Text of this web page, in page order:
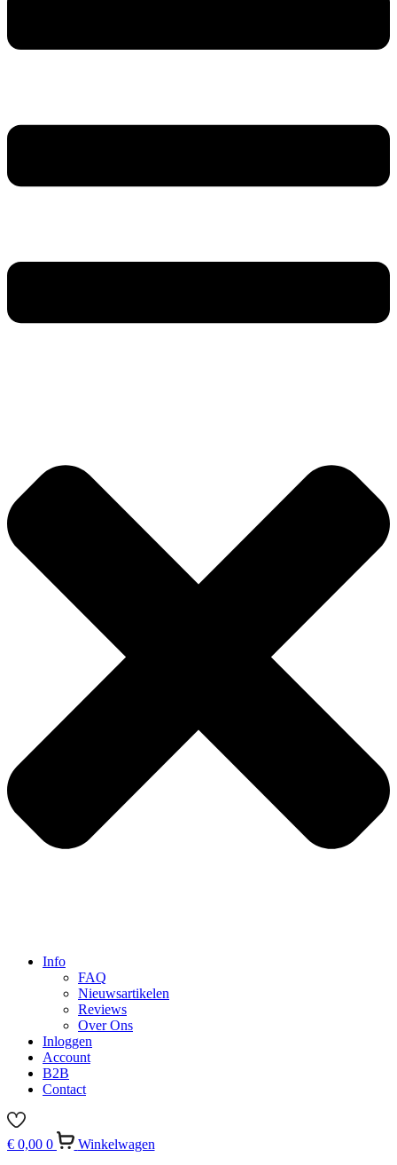
Info
FAQ
Nieuwsartikelen
Reviews
Over Ons
Inloggen
Account
B2B
Contact
€ 0,00 0
Winkelwagen